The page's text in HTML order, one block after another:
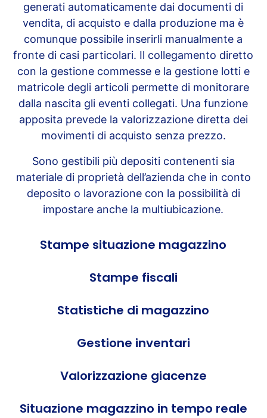
generati automaticamente dai documenti di
vendita, di acquisto e dalla produzione ma è
comunque possibile inserirli manualmente a
fronte di casi particolari. Il collegamento diretto
con la gestione commesse e la gestione lotti e
matricole degli articoli permette di monitorare
dalla nascita gli eventi collegati. Una funzione
apposita prevede la valorizzazione diretta dei
movimenti di acquisto senza prezzo.
Sono gestibili più depositi contenenti sia
materiale di proprietà dell’azienda che in conto
deposito o lavorazione con la possibilità di
impostare anche la multiubicazione.
Stampe situazione magazzino
Stampe fiscali
Statistiche di magazzino
Gestione inventari
Valorizzazione giacenze
Situazione magazzino in tempo reale